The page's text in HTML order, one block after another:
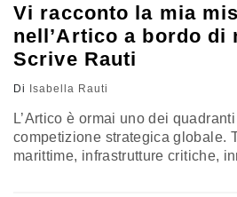
Vi racconto la mia
nell’Artico a bordo di
Scrive Rauti
Di Isabella Rauti
L’Artico è ormai uno dei
competizione strategica globale.
marittime, infrastrutture critiche,